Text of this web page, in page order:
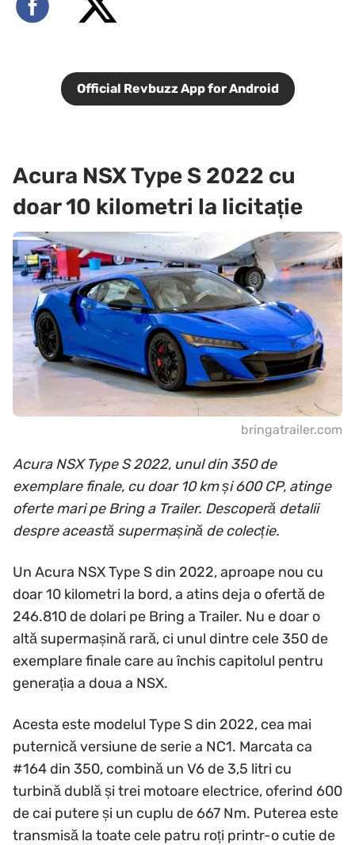
Official Revbuzz App for Android
Acura NSX Type S 2022 cu
doar 10 kilometri la licitație
bringatrailer.com
Acura NSX Type S 2022, unul din 350 de
exemplare finale, cu doar 10 km și 600 CP, atinge
oferte mari pe Bring a Trailer. Descoperă detalii
despre această supermașină de colecție.
Un Acura NSX Type S din 2022, aproape nou cu
doar 10 kilometri la bord, a atins deja o ofertă de
246.810 de dolari pe Bring a Trailer. Nu e doar o
altă supermașină rară, ci unul dintre cele 350 de
exemplare finale care au închis capitolul pentru
generația a doua a NSX.
Acesta este modelul Type S din 2022, cea mai
puternică versiune de serie a NC1. Marcata ca
#164 din 350, combină un V6 de 3,5 litri cu
turbină dublă și trei motoare electrice, oferind 600
de cai putere și un cuplu de 667 Nm. Puterea este
transmisă la toate cele patru roți printr-o cutie de